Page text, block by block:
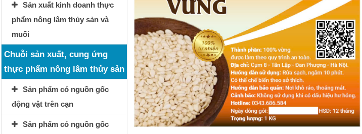
Sản xuất kinh doanh thực
phẩm nông lâm thủy sản và
muối
Chuỗi sản xuất, cung ứng
thực phẩm nông lâm thủy sản
Sản phẩm có nguồn gốc
động vật trên cạn
Sản phẩm có nguồn gốc